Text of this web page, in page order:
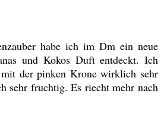
habe ich im Dm ein neue
und Kokos Duft entdeckt. Ich
der pinken Krone wirklich sehr
sehr fruchtig. Es riecht mehr nach